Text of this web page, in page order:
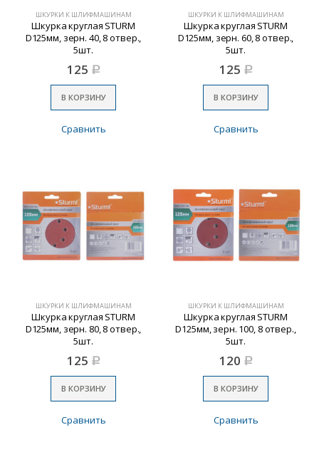
ШКУРКИ К ШЛИФМАШИНАМ
Шкурка круглая STURM
D125мм, зерн. 40, 8 отвер.,
5шт.
125 Р
В КОРЗИНУ
Сравнить
ШКУРКИ К ШЛИФМАШИНАМ
Шкурка круглая STURM
D125мм, зерн. 60, 8 отвер.,
5шт.
125 Р
В КОРЗИНУ
Сравнить
ШКУРКИ К ШЛИФМАШИНАМ
Шкурка круглая STURM
D125мм, зерн. 80, 8 отвер.,
5шт.
125 Р
В КОРЗИНУ
Сравнить
ШКУРКИ К ШЛИФМАШИНАМ
Шкурка круглая STURM
D125мм, зерн. 100, 8 отвер.,
5шт.
120 Р
В КОРЗИНУ
Сравнить